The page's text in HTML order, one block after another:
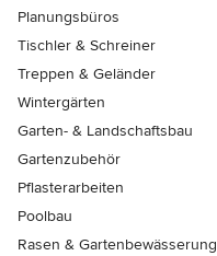
Planungsbüros
Tischler & Schreiner
Treppen & Geländer
Wintergärten
Garten- & Landschaftsbau
Gartenzubehör
Pflasterarbeiten
Poolbau
Rasen & Gartenbewässerung